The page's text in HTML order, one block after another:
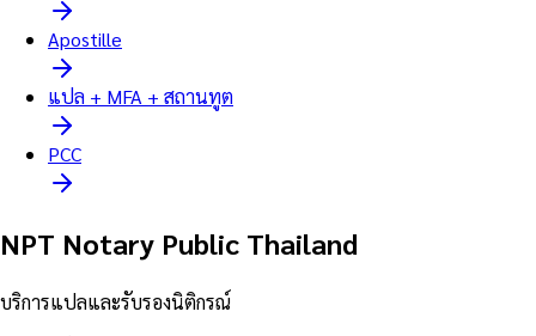
Apostille
แปล + MFA + สถานทูต
PCC
NPT Notary Public Thailand
บริการแปลและรับรองนิติกรณ์